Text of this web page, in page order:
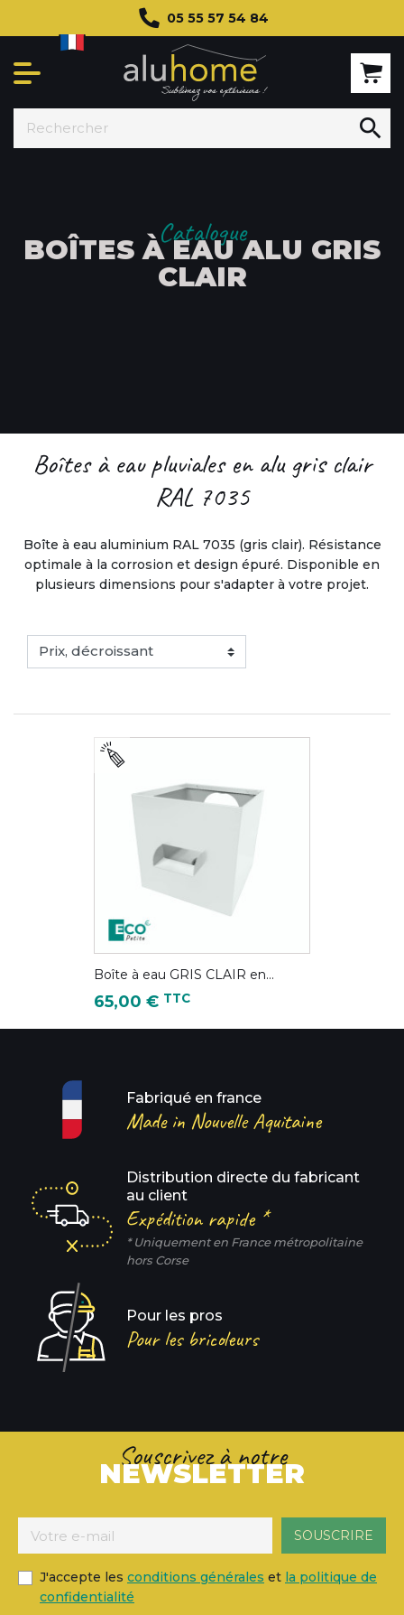
05 55 57 54 84

Catalogue
BOÎTES À EAU ALU GRIS
CLAIR
Boîtes à eau pluviales en alu gris clair
RAL 7035
Boîte à eau aluminium RAL 7035 (gris clair). Résistance
optimale à la corrosion et design épuré. Disponible en
plusieurs dimensions pour s'adapter à votre projet.
Boîte à eau GRIS CLAIR en...
Prix
65,00 € TTC
Fabriqué en france
Made in Nouvelle Aquitaine
Distribution directe du fabricant
au client
Expédition rapide *
* Uniquement en France métropolitaine
hors Corse
Pour les pros
Pour les bricoleurs
Souscrivez à notre
NEWSLETTER
J'accepte les conditions générales et la politique de
confidentialité